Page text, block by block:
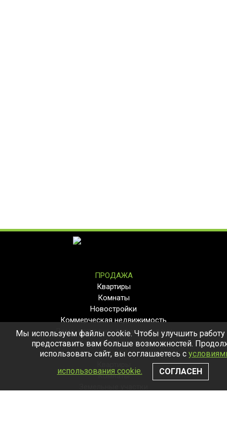
ПРОДАЖА
Квартиры
Комнаты
Новостройки
Коммерческая недвижимость
Дома, коттеджи, таунхаусы, дачи
Земельные участки
АРЕНДА
Комнаты
Мы используем файлы cookie. Чтобы улучшить работу
предоставить вам больше возможностей.
использовать сайт, вы соглашаетесь с
использования cookie.
СОГЛАСЕН